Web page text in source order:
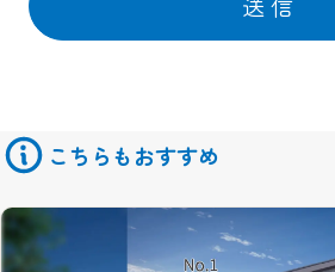
当社はお客様からのお申し出により物件
商品の発送などの為に他の会社に業務の一
ていただくことがあります。
このような情報提供を希望されないお客様
当社はセキュリティに関して収集した個
とで安全に保管し、不正アクセス、紛失、
こちらもおすすめ